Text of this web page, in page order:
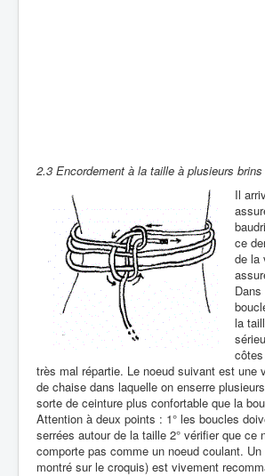
2.3 Encordement à la taille à plusieurs brins
Il
ce
de la
la
très mal répartie. Le noeud suivant est une
de chaise dans laquelle on enserre
sorte de ceinture plus confortable que la
Attention à deux points : 1° les boucles
serrées autour de la taille 2° vérifier que ce
comporte pas comme un noeud coulant. Un
montré sur le croquis) est vivement